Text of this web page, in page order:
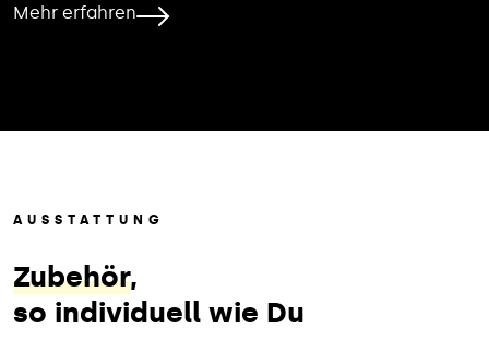
Mehr erfahren
AUSSTATTUNG
Zubehör,
so individuell wie Du